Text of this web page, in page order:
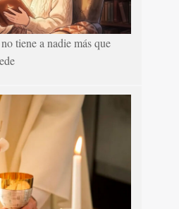
tiene a nadie más que